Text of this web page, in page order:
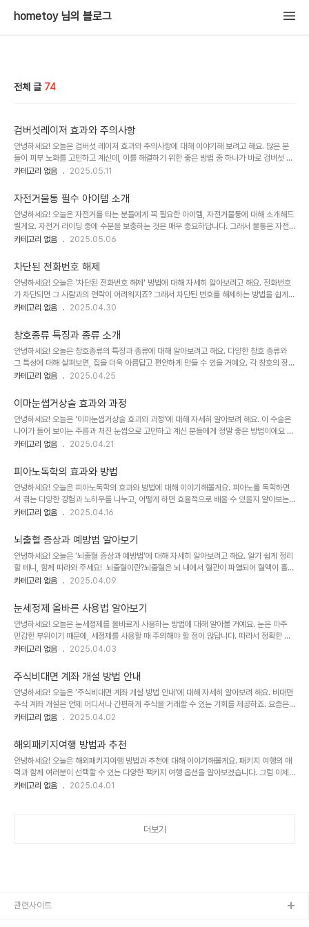
hometoy 님의 블로그
전체 글 74
검버섯레이저 효과와 주의사항
안녕하세요! 오늘은 검버섯 레이저 효과와 주의사항에 대해 이야기해 보려고 해요. 많은 분
들이 피부 노화를 고민하고 계신데, 이를 해결하기 위한 좋은 방법 중 하나가 바로 검버섯 레
이저 치료랍니다. 이 치료는 효과가 빠르면서도 안전하게 여러분의 피부를 개선해 줄 수 있
도록 할게요.검버섯의 원인 검버섯은 대부분 노화와 관련이 깊어요. 우리 피부의 멜라닌 세
포가 과다하게 활성화되면서 검은 점이나 반점이 생기는 현상이죠. 주로 자외선 노출이나 유
전자적 요인 등이 주요 원인으로 작용합니다. 다음은 검버섯의 주요 원인입니다 자외선 노출
노화 유전적 요인 호르..
카테고리 없음 2025.05.11
자전거물통 필수 아이템 소개
안녕하세요! 오늘은 자전거를 타는 분들에게 꼭 필요한 아이템, 자전거물통에 대해 소개해드
릴게요. 자전거 라이딩 중에 수분을 보충하는 것은 매우 중요하답니다. 그래서 물통은 자전
거에 필수 아이템이라고 할 수 있죠. 이번 글에서는 자전거물통의 선택 방법과 함께 추천하
한 수분을 섭취하는 것은 운동 중의 에너지를 보존하고 체온을 조절하는 데 큰 도움을 줍니
다. 특히 여름철에는 더위로 인해 탈수 현상이 쉽게 발생할 수 있어요. 따라서 자전거를 탈 때
는 🚴‍♂️ 물통을 반드시 챙겨야 해요! 해외패키지여행 방법과 추천 ..
카테고리 없음 2025.05.06
차단된 전화번호 해제
안녕하세요! 오늘은 '차단된 전화번호 해제' 방법에 대해 자세히 알아보려고 해요. 전화번호
가 차단되면 그 사람과의 연락이 어려워지죠? 그래서 차단된 번호를 해제하는 방법을 쉽게
설명해드릴게요. 함께 알아보면 좋겠어요! 차단된 전화번호가 뭔가요?차단된 전화번호는 특
단하기 위해 설정하는 경우가 많죠. 하지만 가끔은 다시 연락하고 싶은 경우도 생길 수 있어
요. 이럴 때 차단된 번호를 해제하면 되는데요, 이 과정이 생각보다 간단하답니다. 화분 진열
대 활용법 정리 차단..
카테고리 없음 2025.04.30
창호종류 특징과 종류 소개
안녕하세요! 오늘은 창호종류의 특징과 종류에 대해 알아보려고 해요. 다양한 창호 종류와
그 특성에 대해 살펴보면, 집을 더욱 아름답고 편안하게 만들 수 있을 거예요. 각 창호의 장단
점을 이해하면, 선택할 때 더욱 도움이 될 거랍니다. 따라서 이번 포스팅을 통해 창호의 기본
저, 창호가 무엇인지 간단히 소개할게요. 창호는 주로 건물의 창문과 문을 통틀어 일컫는 말
이에요 이 창호는 빛과 공기가 드는 통로이며, 동시에 외부로부터의 방어막 역할도 해줍니
다. 창호는 집의 에너지 효율에 영향을 미치고, 실내 분위기를 결정짓는 중요한 요소랍니다.
차량..
카테고리 없음 2025.04.25
이마눈썹거상술 효과와 과정
안녕하세요! 오늘은 '이마눈썹거상술 효과와 과정'에 대해 자세히 알아보려 해요. 이 수술은
나이가 들어 보이는 주름과 처진 눈썹으로 고민하고 계신 분들에게 정말 좋은 방법이에요 많
은 분들이 이런 수술을 통해 자신감을 되찾고, 더욱 젊고 생기 있는 모습을 되찾고 있답니다.
은 눈썹을 들어올려주는 수술이에요이 수술은 주로 노화로 인해 처진 눈썹이나 이마 주름이
생기면서 고민하고 계신 분들에게 적합해요. 경찰 계급체계 눈썹을 들어올림으로써, 시선을
높이고 더 젊어 보..
카테고리 없음 2025.04.21
피아노독학의 효과와 방법
안녕하세요! 오늘은 피아노독학의 효과와 방법에 대해 이야기해볼게요. 피아노를 독학하면
서 겪는 다양한 경험과 노하우를 나누고, 어떻게 하면 효율적으로 배울 수 있을지 알아보는
시간을 가져보려고 해요. 피아노독학의 정의피아노독학이란 이름 그대로, 피아노를 독립적
재능이 없다고 포기하기 전에, 내가 할 수 있는 만큼 최선을 다해보는 게 중요해요. 법인자동
차보험료 절약 방법 알아보기 독학의 장점피아노독학은 여러 가지 장점을 가지고 있어요. 첫
째로, "자유로운 시간 관..
카테고리 없음 2025.04.16
뇌출혈 증상과 예방법 알아보기
안녕하세요! 오늘은 '뇌출혈 증상과 예방법'에 대해 자세히 알아보려고 해요. 알기 쉽게 정리
할 테니, 함께 따라와 주세요! 뇌출혈이란?뇌출혈은 뇌 내에서 혈관이 파열되어 혈액이 흘러
나오는 것을 말해요. 이로 인해 뇌세포가 손상되거나 기능이 저하될 수 있어요. 뇌출혈은 크
으로 인해 발생하고, 뇌내출혈은 고혈압이나 동맥류가 주된 원인이에요 이러한 출혈은 심각
한 후유증을 초래할 수 있으므로 예방이 중요합니다. 언제든지 뇌출혈의 증상을 알고 있어야
해요! 실시간 항공기 위치 확인방법 ..
카테고리 없음 2025.04.09
눈세정제 올바른 사용법 알아보기
안녕하세요! 오늘은 눈세정제를 올바르게 사용하는 방법에 대해 알아볼 거예요. 눈은 아주
민감한 부위이기 때문에, 세정제를 사용할 때 주의해야 할 점이 많답니다. 따라서 정확한 방
법을 알고 사용하는 것이 중요해요. 그럼 지금부터 눈세정제의 중요성과 사용법을 자세히 알
이물질을 제거하기 위해 사용되는 제품이에요 이것은 눈꺼풀이나 눈 주변의 피부를 깨끗하
게 하고, 용액이 눈을 세척해줘서 편안한 느낌을 주죠. 주로 사용하는 사람들은 렌즈 착용자
나 알레르기가 있는 분들이 많은데요, 이세정제가 그들에게 어떠한 도움을 주는지 알아보도
록 해요. 특히, 눈세정제는 항염증 작용이 있어서 눈 건강을 지키는 데 도움을 주기도 한답니
다. 이렇..
카테고리 없음 2025.04.03
주식비대면 계좌 개설 방법 안내
안녕하세요! 오늘은 '주식비대면 계좌 개설 방법 안내'에 대해 자세히 알아보려 해요. 비대면
주식 계좌 개설은 언제 어디서나 간편하게 주식을 거래할 수 있는 기회를 제공하죠. 요즘은
많은 분들이 온라인으로 손쉽게 계좌를 개설할 수 있답니다. 특히 비대면 계좌 개설의 장점
보세요! 비대면 계좌 개설의 장점주식 비대면 계좌 개설의 주요 장점은 시간과 비용의 절감
이에요 먼저, 은행이나 증권사에 직접 방문할 필요가 없으니 시간적인 여유가 생기고, 여러
금융 상품을 비교하여 자신에게 적합한 계좌를 선택할 수 있어요. 폴더 암호걸기 ..
카테고리 없음 2025.04.02
해외패키지여행 방법과 추천
안녕하세요! 오늘은 해외패키지여행 방법과 추천에 대해 이야기해볼게요. 패키지 여행의 매
력과 함께 여러분이 선택할 수 있는 다양한 팩키지 여행 옵션을 알아보겠습니다. 그럼 이제
시작해볼까요? 해외 패키지 여행이란?해외 패키지 여행은 항공권, 숙소, 식사, 관광 일정을
카테고리 없음 2025.04.01
더보기
관련사이트